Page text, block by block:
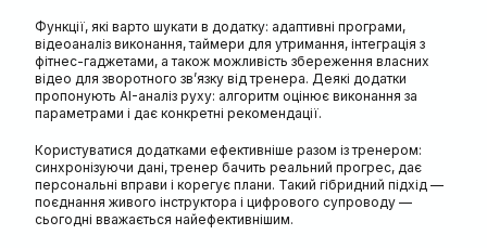
Функції, які варто шукати в додатку: адаптивні програми,
відеоаналіз виконання, таймери для утримання, інтеграція з
фітнес-гаджетами, а також можливість збереження власних
відео для зворотного зв’язку від тренера. Деякі додатки
пропонують AI-аналіз руху: алгоритм оцінює виконання за
параметрами і дає конкретні рекомендації.
Користуватися додатками ефективніше разом із тренером:
синхронізуючи дані, тренер бачить реальний прогрес, дає
персональні вправи і корегує плани. Такий гібридний підхід —
поєднання живого інструктора і цифрового супроводу —
сьогодні вважається найефективнішим.